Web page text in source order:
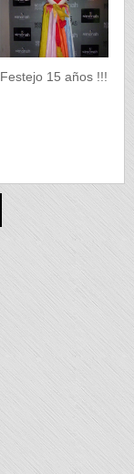
Festejo 15 años !!!